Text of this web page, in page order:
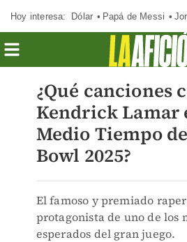
Hoy interesa: Dólar Papá de Messi
¿Qué canciones
Kendrick Lamar
Medio Tiempo
Bowl 2025?
El famoso y premiado
protagonista de uno de los
esperados del gran juego.